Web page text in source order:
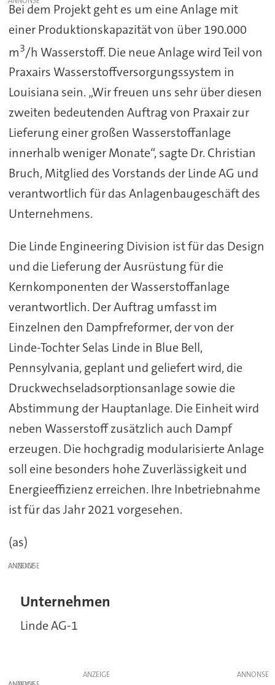
Bei dem Projekt geht es um eine Anlage mit
einer Produktionskapazität von über 190.000
m3/h Wasserstoff. Die neue Anlage wird Teil von
Praxairs Wasserstoffversorgungssystem in
Louisiana sein. „Wir freuen uns sehr über diesen
zweiten bedeutenden Auftrag von Praxair zur
Lieferung einer großen Wasserstoffanlage
innerhalb weniger Monate“, sagte Dr. Christian
Bruch, Mitglied des Vorstands der Linde AG und
verantwortlich für das Anlagenbaugeschäft des
Unternehmens.
Die Linde Engineering Division ist für das Design
und die Lieferung der Ausrüstung für die
Kernkomponenten der Wasserstoffanlage
verantwortlich. Der Auftrag umfasst im
Einzelnen den Dampfreformer, der von der
Linde-Tochter Selas Linde in Blue Bell,
Pennsylvania, geplant und geliefert wird, die
Druckwechseladsorptionsanlage sowie die
Abstimmung der Hauptanlage. Die Einheit wird
neben Wasserstoff zusätzlich auch Dampf
erzeugen. Die hochgradig modularisierte Anlage
soll eine besonders hohe Zuverlässigkeit und
Energieeffizienz erreichen. Ihre Inbetriebnahme
ist für das Jahr 2021 vorgesehen.
(as)
ANZEIGE
Unternehmen
Linde AG-1
ANZEIGE